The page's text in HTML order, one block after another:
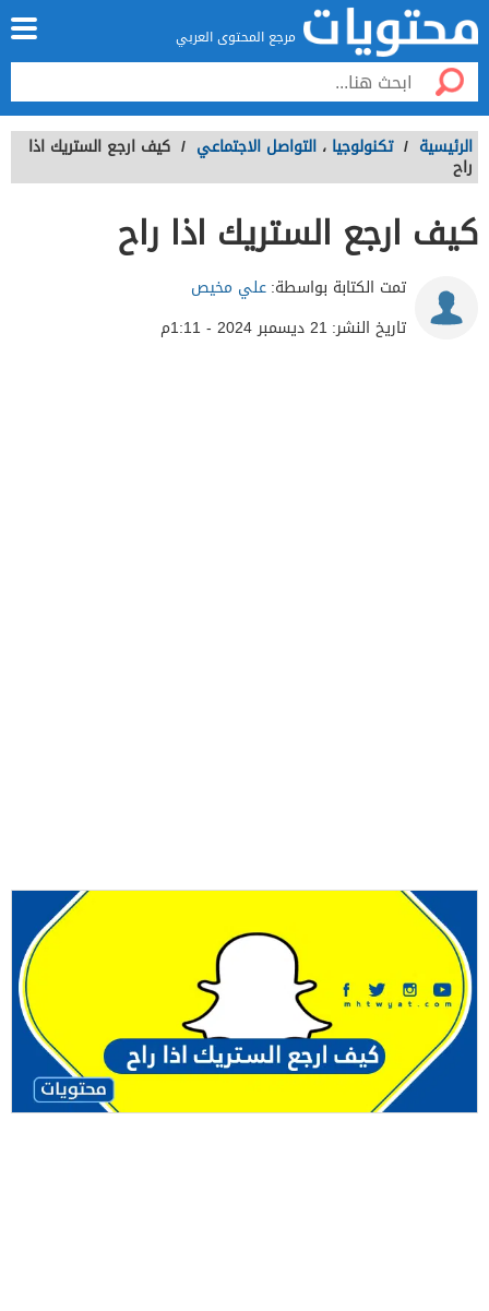
مرجع المحتوى العربي
الرئيسية / تكنولوجيا ، التواصل الاجتماعي / كيف ارجع الستريك اذا
راح
كيف ارجع الستريك اذا راح
تمت الكتابة بواسطة:علي مخيص
تاريخ النشر: 21 ديسمبر 2024 - 1:11م